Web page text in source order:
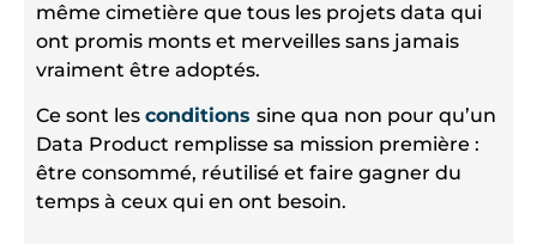
même cimetière que tous les projets data qui
ont promis monts et merveilles sans jamais
vraiment être adoptés.
Ce sont les conditions sine qua non pour qu’un
Data Product remplisse sa mission première :
être consommé, réutilisé et faire gagner du
temps à ceux qui en ont besoin.